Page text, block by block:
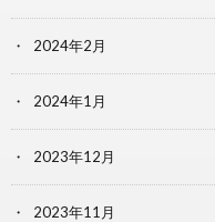
2024年2月
2024年1月
2023年12月
2023年11月